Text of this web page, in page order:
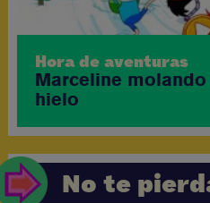
Hora de aventuras
Marceline molando
hielo
No te